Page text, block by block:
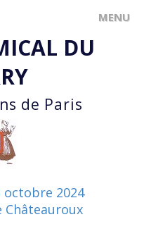
DU
de Paris
octobre 2024
Châteauroux